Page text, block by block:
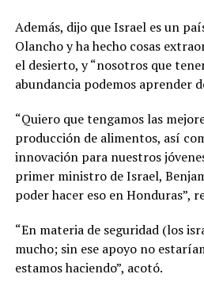
Además, dijo que Israel es un
Olancho y ha hecho cosas
el desierto, y “nosotros que
abundancia podemos aprender
“Quiero que tengamos las
producción de alimentos, así
innovación para nuestros
primer ministro de Israel,
poder hacer eso en Honduras”,
“En materia de seguridad (los
mucho; sin ese apoyo no
estamos haciendo”, acotó.